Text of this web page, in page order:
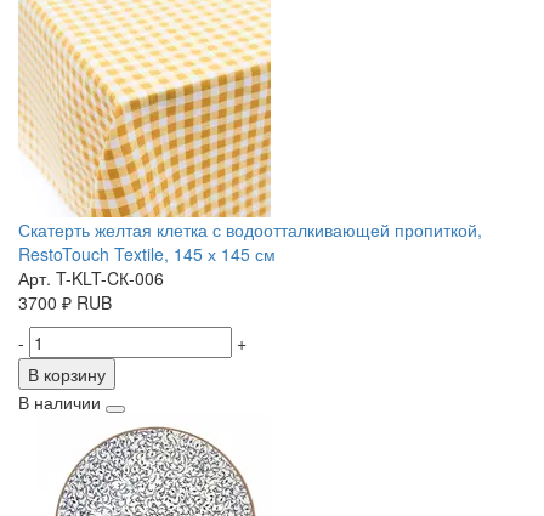
Скатерть желтая клетка с водоотталкивающей пропиткой,
RestoTouch Textile, 145 х 145 см
Арт. T-KLT-CК-006
3700 ₽ RUB
-
+
В корзину
В наличии